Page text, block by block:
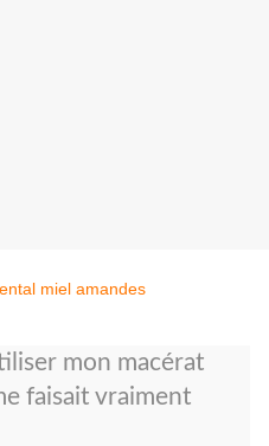
mon macérat
faisait vraiment